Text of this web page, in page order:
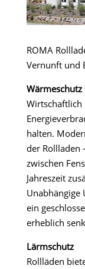
ROMA
Vernunft und
Wärmeschutz
Wirtschaftlich
halten.
der Rollladen
zwischen
Jahreszeit
Unabhängige
ein
erheblich
Lärmschutz
Rollläden